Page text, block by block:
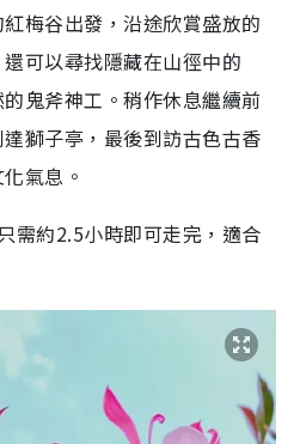
梅谷出發，沿途欣賞盛放的
可以尋找隱藏在山徑中的
的鬼斧神工。稍作休息繼續前
獅子亭，最後到訪古色古香
氣息。
需約2.5小時即可走完，適合